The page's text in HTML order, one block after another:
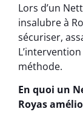
Lors d’un
insalubre à
sécuriser,
méthode.
En quoi un
Royas